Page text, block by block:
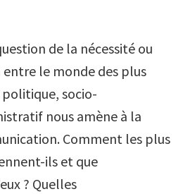
de la nécessité ou
entre le monde des plus
socio-
nous amène à la
Comment les plus
ils et que
? Quelles